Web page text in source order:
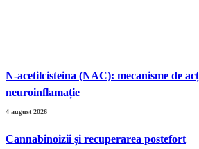
N-acetilcisteina (NAC): mecanisme de
neuroinflamație
4 august 2026
Cannabinoizii și recuperarea postefort